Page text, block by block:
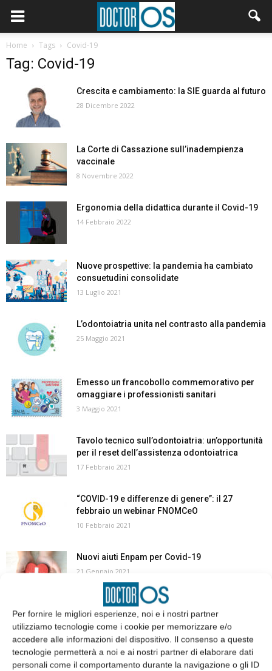
Per fornire le migliori esperienze, noi e i nostri partner
utilizziamo tecnologie come i cookie per memorizzare e/o
accedere alle informazioni del dispositivo. Il consenso a queste
tecnologie permetterà a noi e ai nostri partner di elaborare dati
personali come il comportamento durante la navigazione o gli ID
Home Tags Covid-19
Tag: Covid-19
Crescita e cambiamento: la SIE guarda al futuro
28 Dicembre 2022
La Corte di Cassazione sull’inadempienza
vaccinale
8 Novembre 2022
Ergonomia della didattica durante il Covid-19
14 Febbraio 2022
Nuove prospettive: la pandemia ha cambiato
consuetudini consolidate
13 Luglio 2021
L’odontoiatria unita nel contrasto alla pandemia
25 Maggio 2021
Emesso un francobollo commemorativo per
omaggiare i professionisti sanitari
3 Maggio 2021
Tavolo tecnico sull’odontoiatria: un’opportunità
per il reset dell’assistenza odontoiatrica
17 Febbraio 2021
“COVID-19 e differenze di genere”: il 27
febbraio un webinar FNOMCeO
10 Febbraio 2021
Nuovi aiuti Enpam per Covid-19
21 Gennaio 2021
L’odontoiatria ai tempi del Covid-19
19 Gennaio 2021